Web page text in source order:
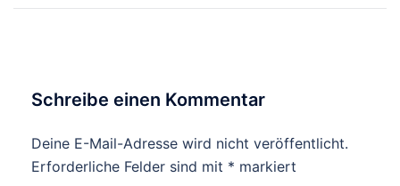
Schreibe einen Kommentar
Deine E-Mail-Adresse wird nicht veröffentlicht.
Erforderliche Felder sind mit * markiert